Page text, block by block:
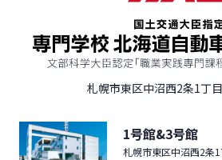
札幌市東区中沼西2条1丁
1号館&3号館
札幌市東区中沼西2条